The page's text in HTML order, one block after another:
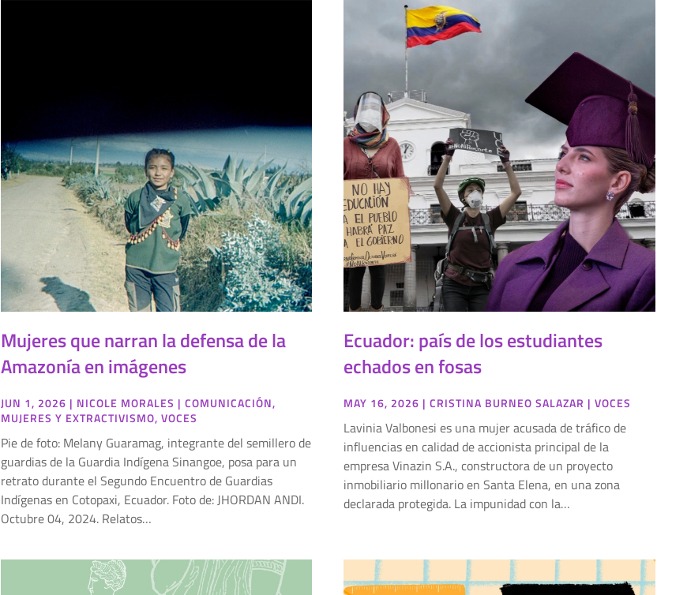
Mujeres que narran la defensa de la
Amazonía en imágenes
JUN 1, 2026 | NICOLE MORALES | COMUNICACIÓN,
MUJERES Y EXTRACTIVISMO, VOCES
Pie de foto: Melany Guaramag, integrante del semillero de
guardias de la Guardia Indígena Sinangoe, posa para un
retrato durante el Segundo Encuentro de Guardias
Indígenas en Cotopaxi, Ecuador. Foto de: JHORDAN ANDI.
Octubre 04, 2024. Relatos…
Ecuador: país de los estudiantes
echados en fosas
MAY 16, 2026 |CRISTINA BURNEO SALAZAR |VOCES
Lavinia Valbonesi es una mujer acusada de tráfico de
influencias en calidad de accionista principal de la
empresa Vinazin S.A., constructora de un proyecto
inmobiliario millonario en Santa Elena, en una zona
declarada protegida. La impunidad con la…